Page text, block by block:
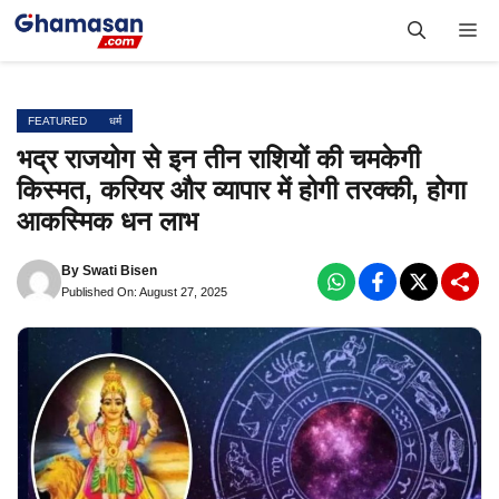
Skip
FEATURED धर्म
भद्र राजयोग से इन तीन राशियों की चमकेगी
किस्मत, करियर और व्यापार में होगी तरक्की, होगा
आकस्मिक धन लाभ
By Swati Bisen
Published On: August 27, 2025